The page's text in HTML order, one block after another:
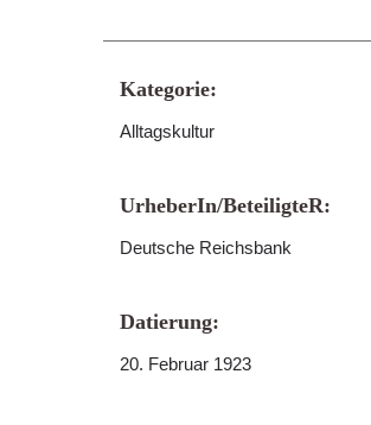
Kategorie:
Alltagskultur
UrheberIn/BeteiligteR:
Deutsche Reichsbank
Datierung:
20. Februar 1923